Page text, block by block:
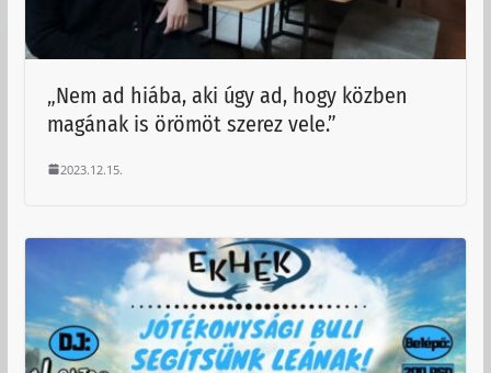
„Nem ad hiába, aki úgy ad, hogy közben
magának is örömöt szerez vele.”
2023.12.15.